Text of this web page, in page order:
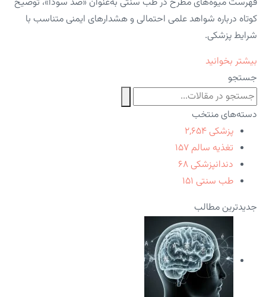
کوتاه درباره شواهد علمی احتمالی و هشدارهای ایمنی متناسب با
شرایط پزشکی.
بیشتر بخوانید
جستجو
دسته‌های منتخب
پزشکی ۲,۶۵۴
تغذیه سالم ۱۵۷
دندانپزشکی ۶۸
طب سنتی ۱۵۱
جدیدترین مطالب